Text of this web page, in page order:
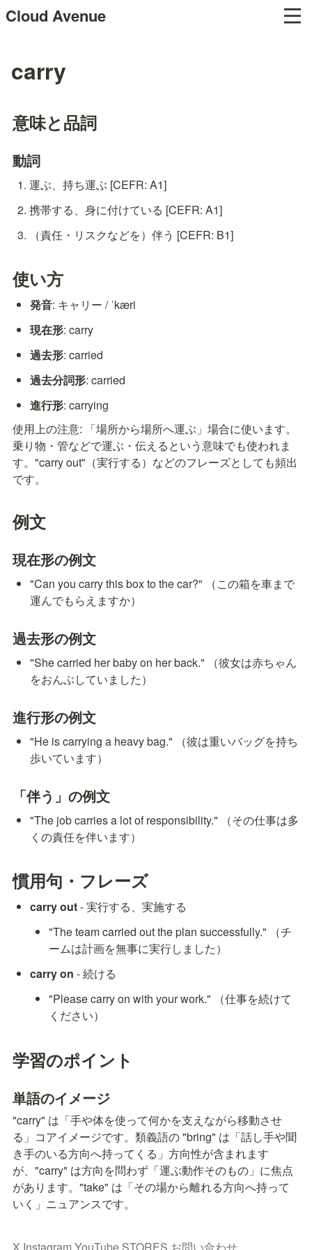
Cloud Avenue
carry
意味と品詞
動詞
運ぶ、持ち運ぶ [CEFR: A1]
携帯する、身に付けている [CEFR: A1]
（責任・リスクなどを）伴う [CEFR: B1]
使い方
発音: キャリー / ˈkæri
現在形: carry
過去形: carried
過去分詞形: carried
進行形: carrying
使用上の注意: 「場所から場所へ運ぶ」場合に使います。
乗り物・管などで運ぶ・伝えるという意味でも使われま
す。"carry out"（実行する）などのフレーズとしても頻出
です。
例文
現在形の例文
"Can you carry this box to the car?" （この箱を車まで
運んでもらえますか）
過去形の例文
"She carried her baby on her back." （彼女は赤ちゃん
をおんぶしていました）
進行形の例文
"He is carrying a heavy bag." （彼は重いバッグを持ち
歩いています）
「伴う」の例文
"The job carries a lot of responsibility." （その仕事は多
くの責任を伴います）
慣用句・フレーズ
carry out - 実行する、実施する
"The team carried out the plan successfully." （チ
ームは計画を無事に実行しました）
carry on - 続ける
"Please carry on with your work." （仕事を続けて
ください）
学習のポイント
単語のイメージ
"carry" は「手や体を使って何かを支えながら移動させ
る」コアイメージです。類義語の "bring" は「話し手や聞
き手のいる方向へ持ってくる」方向性が含まれます
が、"carry" は方向を問わず「運ぶ動作そのもの」に焦点
があります。"take" は「その場から離れる方向へ持って
いく」ニュアンスです。
X Instagram YouTube STORES お問い合わせ